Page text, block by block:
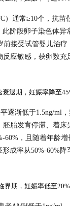
）通常≥10个，抗
阶段卵子染色体异
接受试管婴儿治
应敏感，获卵数
衰退期，妊娠率降至
逐渐低于1.5ng/ml
胚胎发育停滞、着
，且随着年龄增
成率从50%-60%
界期，妊娠率低至